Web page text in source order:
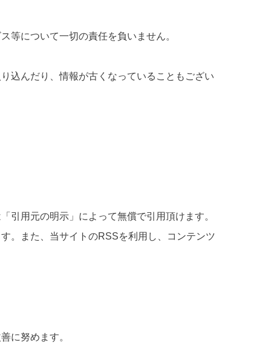
等について一切の責任を負いません。
込んだり、情報が古くなっていることもござい
引用元の明示」によって無償で引用頂けます。
。また、当サイトのRSSを利用し、コンテンツ
に努めます。